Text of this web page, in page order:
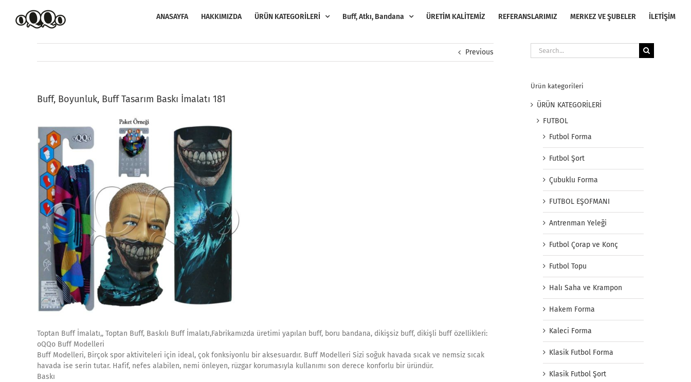
content
ANASAYFA HAKKIMIZDA ÜRÜN KATEGORİLERİ Buff, Atkı, Bandana ÜRETİM KALİTEMİZ REFERANSLARIMIZ MERKEZ VE ŞUBELER İLETİŞİM
Previous
Buff, Boyunluk, Buff Tasarım Baskı İmalatı 181
Toptan Buff İmalatı,, Toptan Buff, Baskılı Buff İmalatı,Fabrikamızda üretimi yapılan buff, boru bandana, dikişsiz buff, dikişli buff özellikleri:
oQQo Buff Modelleri
Buff Modelleri, Birçok spor aktiviteleri için ideal, çok fonksiyonlu bir aksesuardır. Buff Modelleri Sizi soğuk havada sıcak ve nemsiz sıcak
havada ise serin tutar. Hafif, nefes alabilen, nemi önleyen, rüzgar korumasıyla kullanımı son derece konforlu bir üründür.
Baskı
Search
for:
Ürün kategorileri
ÜRÜN KATEGORİLERİ
FUTBOL
Futbol Forma
Futbol Şort
Çubuklu Forma
FUTBOL EŞOFMANI
Antrenman Yeleği
Futbol Çorap ve Konç
Futbol Topu
Halı Saha ve Krampon
Hakem Forma
Kaleci Forma
Klasik Futbol Forma
Klasik Futbol Şort